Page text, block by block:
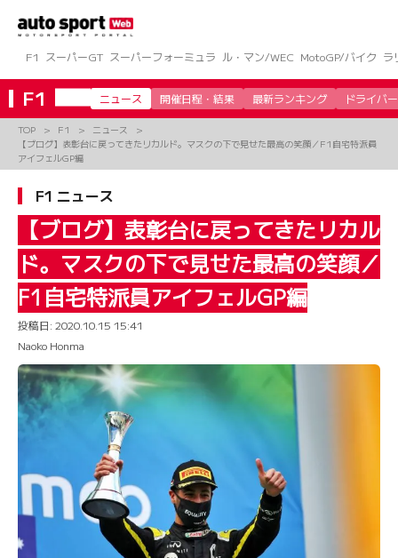
ツ
へ
ス
キ
F1 スーパーGT スーパーフォーミュラ ル・マン/WEC MotoGP/バイク ラ
F1 ニュース 開催日程・結果 最新ランキング ドライバー
TOP F1
ニュース
【ブログ】表彰台に戻ってきたリカルド。マスクの下で見せた最高の笑顔／F1自宅特派員
アイフェルGP編
F1 ニュース
【ブログ】表彰台に戻ってきたリカル
ド。マスクの下で見せた最高の笑顔／
F1自宅特派員アイフェルGP編
投稿日: 2020.10.15 15:41
Naoko Honma